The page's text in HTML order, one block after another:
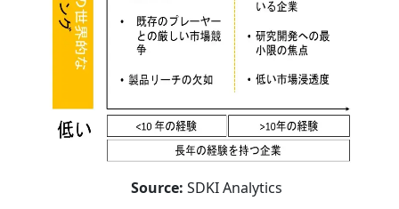
Source: SDKI Analytics